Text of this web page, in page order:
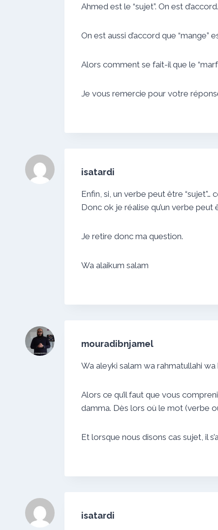
Ahmed est le “sujet”. On est d’accord.
On est aussi d’accord que “mange”
Alors comment se fait-il que le
Je vous remercie pour votre
isatardi
Enfin, si, un verbe peut être “sujet”…
Donc ok je réalise qu’un verbe peut
Je retire donc ma question.
Wa alaikum salam
mouradibnjamel
Wa aleyki salam wa rahmatullahi wa
Alors ce qu’il faut que vous
damma. Dès lors où le mot (verbe
Et lorsque nous disons cas sujet, il
isatardi